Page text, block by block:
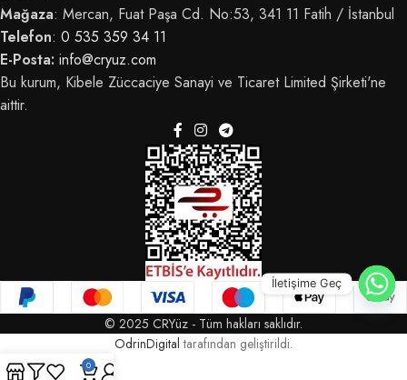
Mağaza: Mercan, Fuat Paşa Cd. No:53, 341 11 Fatih / İstanbul
Telefon: 0 535 359 34 11
E-Posta: info@cryuz.com
Bu kurum, Kibele Züccaciye Sanayi ve Ticaret Limited Şirketi'ne
aittir.
© 2025 CRYüz - Tüm hakları saklıdır.
OdrinDigital tarafından geliştirildi.
0
İletişime Geç